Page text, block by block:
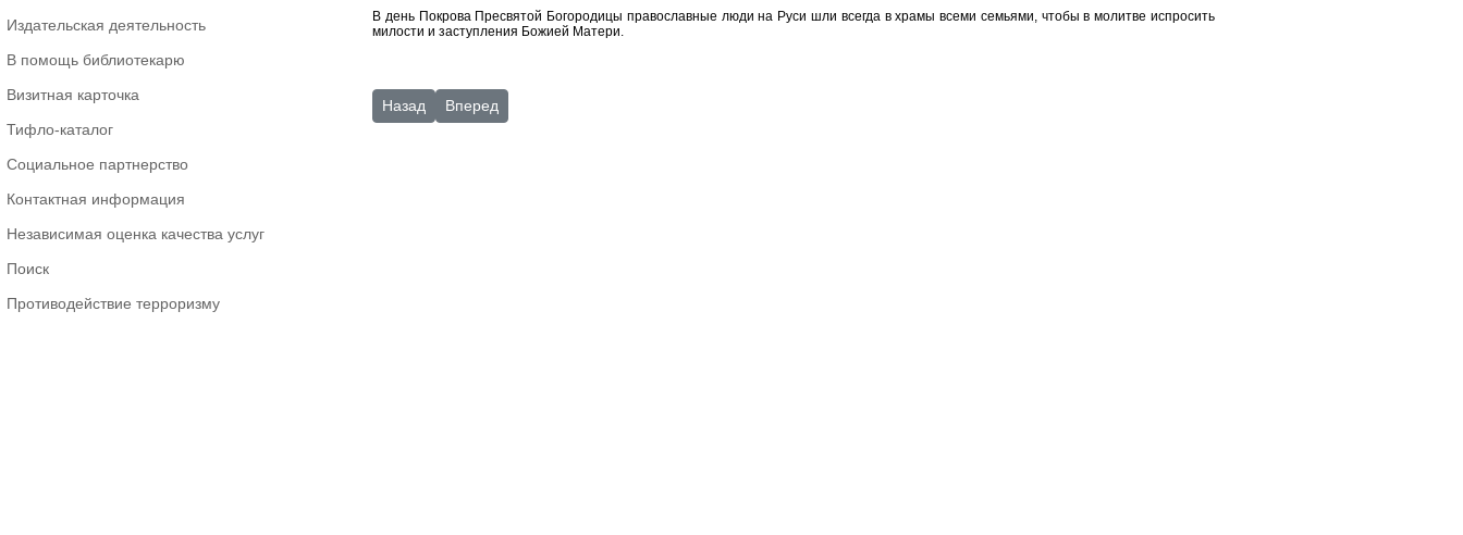
Издательская деятельность
В помощь библиотекарю
Визитная карточка
Тифло-каталог
Социальное партнерство
Контактная информация
Независимая оценка качества услуг
Поиск
Противодействие терроризму
В день Покрова Пресвятой Богородицы православные люди на Руси шли всегда в храмы всеми семьями,чтобы в молитве испросить
милости и заступления Божией Матери.
Предыдущий: МФЦ
Назад Следующий: октябрь
Вперед